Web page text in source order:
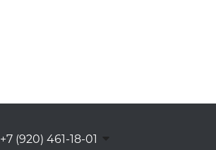
+7 (920) 461-18-01